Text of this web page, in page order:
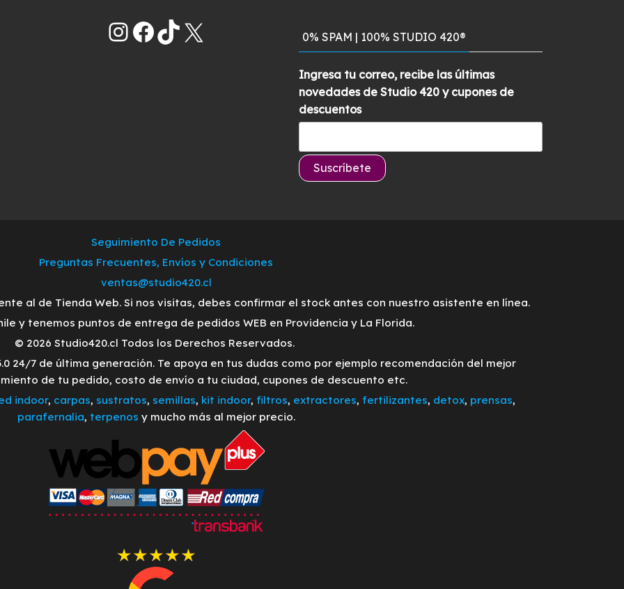
era:
es:
Instagram
Facebook
TikTok
X 0% SPAM | 100% STUDIO 420®
Ingresa tu correo, recibe las últimas
novedades de Studio 420 y cupones de
descuentos
Seguimiento De Pedidos
Preguntas Frecuentes, Envíos y Condiciones
ventas@studio420.cl
al de Tienda Web. Si nos visitas, debes confirmar el stock antes con nuestro asistente en línea.
y tenemos puntos de entrega de pedidos WEB en Providencia y La Florida.
© 2026 Studio420.cl Todos los Derechos Reservados.
24/7 de última generación. Te apoya en tus dudas como por ejemplo recomendación del mejor
de tu pedido, costo de envío a tu ciudad, cupones de descuento etc.
indoor, carpas, sustratos, semillas, kit indoor, filtros, extractores, fertilizantes, detox, prensas,
parafernalia, terpenos y mucho más al mejor precio.